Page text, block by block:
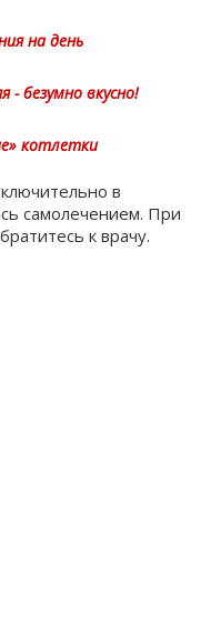
на день
- безумно вкусно!
котлетки
в
самолечением. При
к врачу.